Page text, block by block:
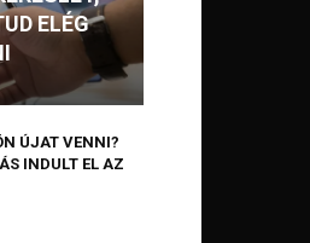
ELÉG
ÚJAT VENNI?
INDULT EL AZ